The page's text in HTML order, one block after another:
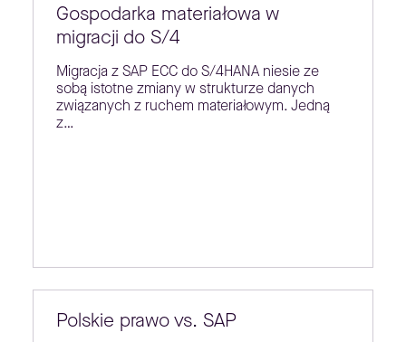
Gospodarka materiałowa w
migracji do S/4
Migracja z SAP ECC do S/4HANA niesie ze
sobą istotne zmiany w strukturze danych
związanych z ruchem materiałowym. Jedną
z…
Polskie prawo vs. SAP